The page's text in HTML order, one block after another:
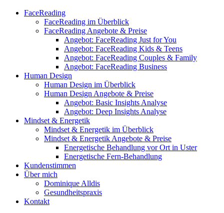
FaceReading
FaceReading im Überblick
FaceReading Angebote & Preise
Angebot: FaceReading Just for You
Angebot: FaceReading Kids & Teens
Angebot: FaceReading Couples & Family
Angebot: FaceReading Business
Human Design
Human Design im Überblick
Human Design Angebote & Preise
Angebot: Basic Insights Analyse
Angebot: Deep Insights Analyse
Mindset & Energetik
Mindset & Energetik im Überblick
Mindset & Energetik Angebote & Preise
Energetische Behandlung vor Ort in Uster
Energetische Fern-Behandlung
Kundenstimmen
Über mich
Dominique Alldis
Gesundheitspraxis
Kontakt